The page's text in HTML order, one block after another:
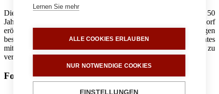
Die Rosenhof Seniorenwohnanlagen gibt es in Deutschland seit 50
Jahren. Das Jüngste von derzeit elf Häusern ist in Berlin-Zehlendorf
eröffnet worden. Das Konzept der Rosenhof Seniorenwohnanlagen
besteht darin, Großzügigkeit und Komfort eines privaten Ambientes
mit dem Dienstleistungsangebot einer Seniorenwohnanlage zu
verbinden.
Follow us on
Lernen Sie mehr
ALLE COOKIES ERLAUBEN
NUR NOTWENDIGE COOKIES
EINSTELLUNGEN